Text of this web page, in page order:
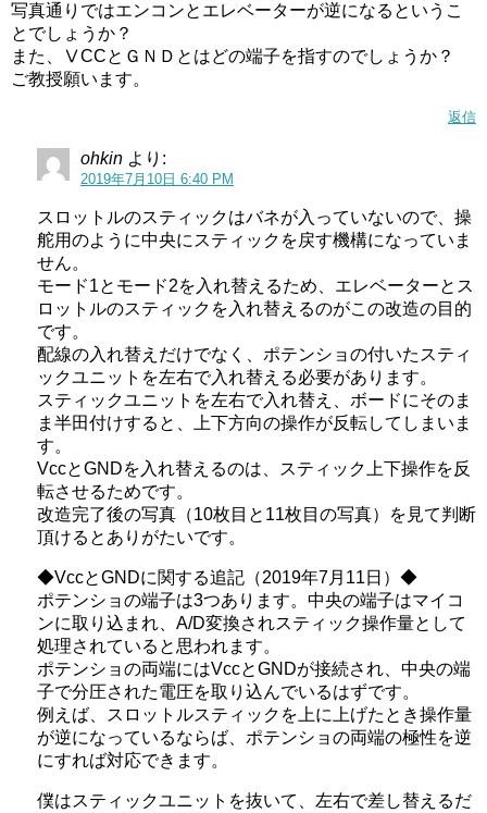
写真通りではエンコンとエレベーターが逆になるというこ
とでしょうか？
また、ⅤCCとＧＮＤとはどの端子を指すのでしょうか？
ご教授願います。
返信
ohkin より:
2019年7月10日 6:40 PM
スロットルのスティックはバネが入っていないので、操
舵用のように中央にスティックを戻す機構になっていま
せん。
モード1とモード2を入れ替えるため、エレベーターとス
ロットルのスティックを入れ替えるのがこの改造の目的
です。
配線の入れ替えだけでなく、ポテンショの付いたスティ
ックユニットを左右で入れ替える必要があります。
スティックユニットを左右で入れ替え、ボードにそのま
ま半田付けすると、上下方向の操作が反転してしまいま
す。
VccとGNDを入れ替えるのは、スティック上下操作を反
転させるためです。
改造完了後の写真（10枚目と11枚目の写真）を見て判断
頂けるとありがたいです。
◆VccとGNDに関する追記（2019年7月11日）◆
ポテンショの端子は3つあります。中央の端子はマイコ
ンに取り込まれ、A/D変換されスティック操作量として
処理されていると思われます。
ポテンショの両端にはVccとGNDが接続され、中央の端
子で分圧された電圧を取り込んでいるはずです。
例えば、スロットルスティックを上に上げたとき操作量
が逆になっているならば、ポテンショの両端の極性を逆
にすれば対応できます。
僕はスティックユニットを抜いて、左右で差し替えるだ